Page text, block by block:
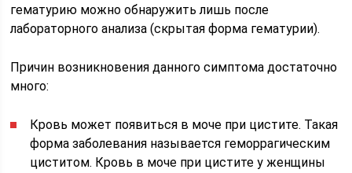
гематурию можно обнаружить лишь после
лабораторного анализа (скрытая форма гематурии).
Причин возникновения данного симптома достаточно
много:
Кровь может появиться в моче при цистите. Такая
форма заболевания называется геморрагическим
циститом. Кровь в моче при цистите у женщины